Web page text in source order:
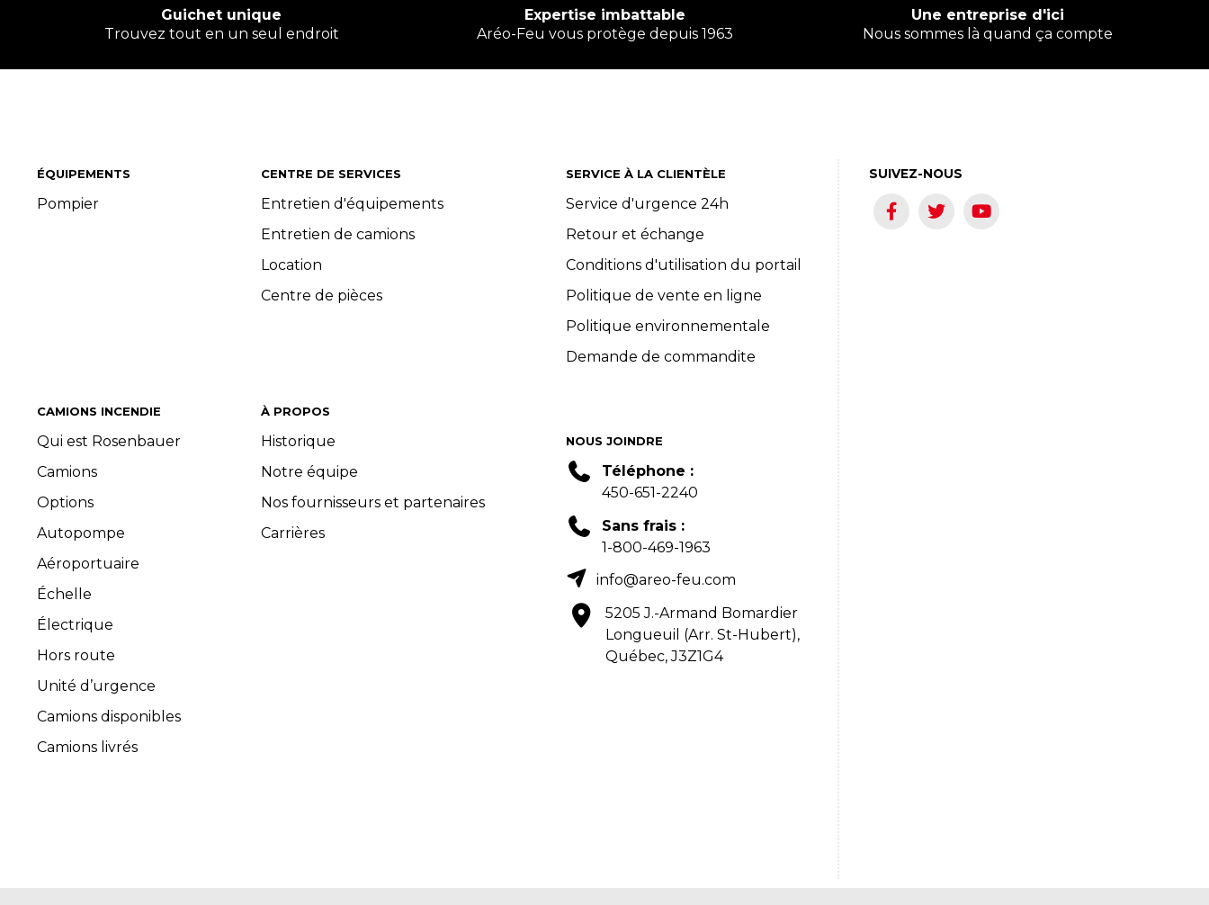
Guichet unique
Trouvez tout en un seul endroit
Expertise imbattable
Aréo-Feu vous protège depuis 1963
Une entreprise d'ici
Nous sommes là quand ça compte
ÉQUIPEMENTS
Pompier
CAMIONS INCENDIE
Qui est Rosenbauer
Camions
Options
Autopompe
Aéroportuaire
Échelle
Électrique
Hors route
Unité d’urgence
Camions disponibles
Camions livrés
CENTRE DE SERVICES
Entretien d'équipements
Entretien de camions
Location
Centre de pièces
À PROPOS
Historique
Notre équipe
Nos fournisseurs et partenaires
Carrières
SERVICE À LA CLIENTÈLE
Service d'urgence 24h
Retour et échange
Conditions d'utilisation du portail
Politique de vente en ligne
Politique environnementale
Demande de commandite
NOUS JOINDRE
Téléphone :
450-651-2240
Sans frais :
1-800-469-1963
info@areo-feu.com
5205 J.-Armand Bomardier
Longueuil (Arr. St-Hubert),
Québec, J3Z1G4
SUIVEZ-NOUS